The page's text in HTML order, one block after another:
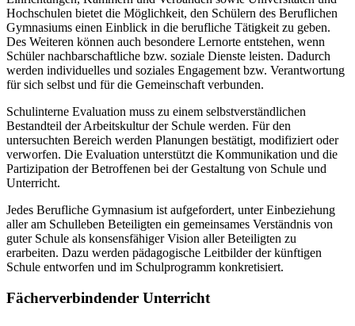
Hochschulen bietet die Möglichkeit, den Schülern des Beruflichen
Gymnasiums einen Einblick in die berufliche Tätigkeit zu geben.
Des Weiteren können auch besondere Lernorte entstehen, wenn
Schüler nachbarschaftliche bzw. soziale Dienste leisten. Dadurch
werden individuelles und soziales Engagement bzw. Verantwortung
für sich selbst und für die Gemeinschaft verbunden.
Schulinterne Evaluation muss zu einem selbstverständlichen
Bestandteil der Arbeitskultur der Schule werden. Für den
untersuchten Bereich werden Planungen bestätigt, modifiziert oder
verworfen. Die Evaluation unterstützt die Kommunikation und die
Partizipation der Betroffenen bei der Gestaltung von Schule und
Unterricht.
Jedes Berufliche Gymnasium ist aufgefordert, unter Einbeziehung
aller am Schulleben Beteiligten ein gemeinsames Verständnis von
guter Schule als konsensfähiger Vision aller Beteiligten zu
erarbeiten. Dazu werden pädagogische Leitbilder der künftigen
Schule entworfen und im Schulprogramm konkretisiert.
Fächerverbindender Unterricht